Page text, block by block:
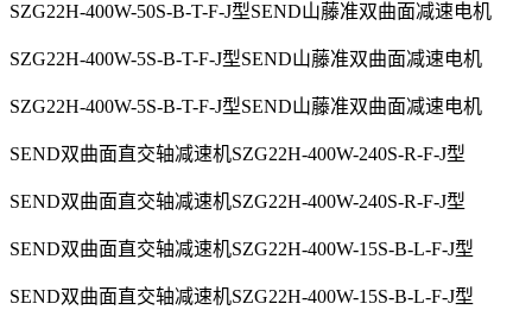
SZG22H-400W-50S-B-T-F-J型SEND山藤准双曲面减速电机
SZG22H-400W-5S-B-T-F-J型SEND山藤准双曲面减速电机
SZG22H-400W-5S-B-T-F-J型SEND山藤准双曲面减速电机
SEND双曲面直交轴减速机SZG22H-400W-240S-R-F-J型
SEND双曲面直交轴减速机SZG22H-400W-240S-R-F-J型
SEND双曲面直交轴减速机SZG22H-400W-15S-B-L-F-J型
SEND双曲面直交轴减速机SZG22H-400W-15S-B-L-F-J型